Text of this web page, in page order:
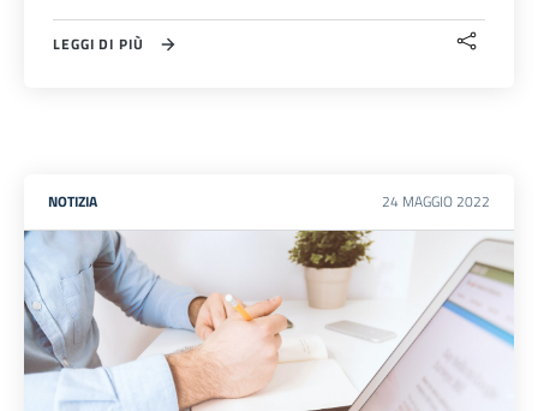
LEGGI DI PIÙ
NOTIZIA 24 MAGGIO 2022